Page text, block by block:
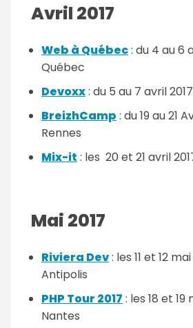
Avril 2017
Web à Québec: du 4 au 6
Québec
Devoxx: du 5 au 7 avril
BreizhCamp : du 19 au 21
Rennes
Mix-it : les 20 et 21 avril
Mai 2017
Riviera Dev: les 11 et 12
Antipolis
PHP Tour 2017 : les 18 et 19
Nantes